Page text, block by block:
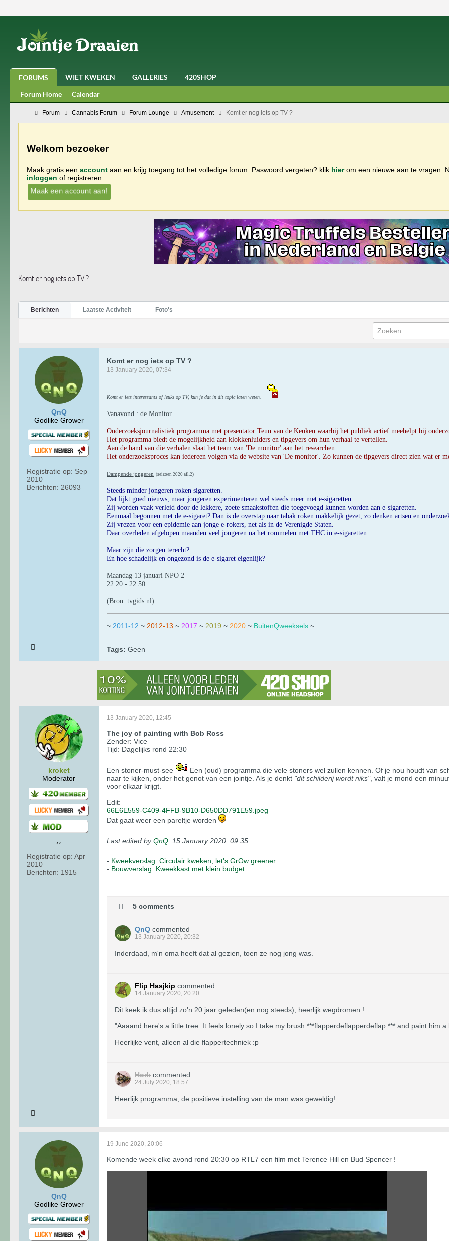
FORUMS WIET KWEKEN GALLERIES
420SHOP
Forum Home
Calendar
Forum Cannabis Forum Forum Lounge Amusement Komt er nog iets op TV ?
Welkom bezoeker
Maak gratis een account aan en krijg toegang tot het volledige forum. Paswoord vergeten? klik hierom een nieuwe aan te vragen.
inloggen of registreren.
Maak een account aan!
Komt er nog iets op TV ?
Berichten Laatste Activiteit Foto's
QnQ
Godlike Grower
Registratie op: Sep
2010
Berichten: 26093
Komt er nog iets op TV ?
13 January 2020, 07:34
Komt er iets interessants of leuks op TV, kun je dat in dit topic laten weten.
Vanavond : de Monitor
Onderzoeksjournalistiek programma met presentator Teun van de Keuken waarbij het publiek actief meehelpt bij
Het programma biedt de mogelijkheid aan klokkenluiders en tipgevers om hun verhaal te vertellen.
Aan de hand van die verhalen slaat het team van 'De monitor' aan het researchen.
Het onderzoeksproces kan iedereen volgen via de website van 'De monitor'. Zo kunnen de tipgevers direct zien wat er
Dampende jongeren (seizoen 2020 afl.2)
Steeds minder jongeren roken sigaretten.
Dat lijkt goed nieuws, maar jongeren experimenteren wel steeds meer met e-sigaretten.
Zij worden vaak verleid door de lekkere, zoete smaakstoffen die toegevoegd kunnen worden aan e-sigaretten.
Eenmaal begonnen met de e-sigaret? Dan is de overstap naar tabak roken makkelijk gezet, zo denken artsen en
Zij vrezen voor een epidemie aan jonge e-rokers, net als in de Verenigde Staten.
Daar overleden afgelopen maanden veel jongeren na het rommelen met THC in e-sigaretten.
Maar zijn die zorgen terecht?
En hoe schadelijk en ongezond is de e-sigaret eigenlijk?
Maandag 13 januari NPO 2
22:20 - 22:50
(Bron: tvgids.nl)
~ 2011-12 ~ 2012-13 ~ 2017 ~ 2019 ~ 2020 ~ BuitenQweeksels ~
Tags: Geen
kroket
Moderator
Registratie op: Apr
2010
Berichten: 1915
13 January 2020, 12:45
The joy of painting with Bob Ross
Zender: Vice
Tijd: Dagelijks rond 22:30
Een stoner-must-see
Een (oud) programma die vele stoners wel zullen kennen. Of je nou houdt van
naar te kijken, onder het genot van een jointje. Als je denkt "dit schilderij wordt niks", valt je mond een
voor elkaar krijgt.
Edit:
66E6E559-C409-4FFB-9B10-D650DD791E59.jpeg
Dat gaat weer een pareltje worden
Last edited byQnQ; 15 January 2020, 09:35
- Kweekverslag: Circulair kweken, let's GrOw greener
- Bouwverslag: Kweekkast met klein budget
5 comments
QnQ commented
13 January 2020, 20:32
Inderdaad, m'n oma heeft dat al gezien, toen ze nog jong was.
Flip Hasjkip commented
14 January 2020, 20:20
Dit keek ik dus altijd zo'n 20 jaar geleden(en nog steeds), heerlijk wegdromen !
"Aaaand here's a little tree. It feels lonely so I take my brush ***flapperdeflapperdeflap *** and paint him
Heerlijke vent, alleen al die flappertechniek :p
Hork commented
24 July 2020, 18:57
Heerlijk programma, de positieve instelling van de man was geweldig!
QnQ
Godlike Grower
19 June 2020, 20:06
Komende week elke avond rond 20:30 op RTL7 een film met Terence Hill en Bud Spencer !